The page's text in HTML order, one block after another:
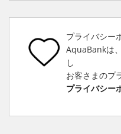
プライバシー
AquaBankは
し
お客さまのプ
プライバシー